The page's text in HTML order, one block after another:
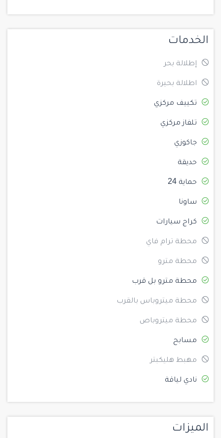
الخدمات
إطلالة بحر
اطلالة بحيرة
تكييف مركزي
تلفاز مركزي
جاكوزي
حديقة
حماية 24
ساونا
كراج سيارات
محطة ترام فاي
محطة مترو
محطة مترو بل قرب
محطة ميتروباس بالقرب
محطة ميتروباص
مسابح
مهبط هليكبتر
نادي لياقة
الميزات